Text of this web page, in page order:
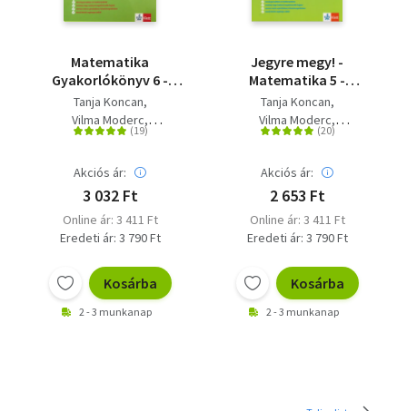
Matematika
Gyakorlókönyv 6 -
Jegyre Megy -
Gyakorlókönyv 6.
osztályos tanulóknak
Tanja Koncan
Vilma Moderc
Rozalija Strojan
Akciós ár:
3 032 Ft
Online ár: 3 411 Ft
Eredeti ár: 3 790 Ft
Kosárba
2 - 3 munkanap
Jegyre megy! -
Matematika 5 -
Gyakorlókönyv 5.
osztályos tanulóknak
Tanja Koncan
Vilma Moderc
Rozalija Strojan
Akciós ár:
2 653 Ft
Online ár: 3 411 Ft
Eredeti ár: 3 790 Ft
Kosárba
2 - 3 munkanap